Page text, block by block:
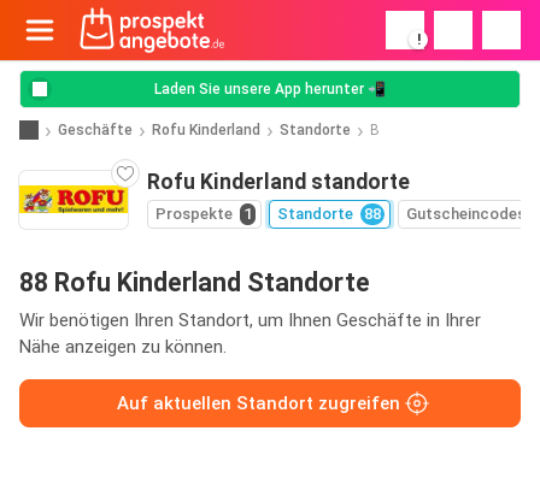
!
Laden Sie unsere App herunter 📲
Geschäfte Rofu Kinderland Standorte B
Rofu Kinderland standorte
Prospekte 1 Standorte 88 Gutscheincodes
88 Rofu Kinderland Standorte
Wir benötigen Ihren Standort, um Ihnen Geschäfte in Ihrer
Nähe anzeigen zu können.
Auf aktuellen Standort zugreifen